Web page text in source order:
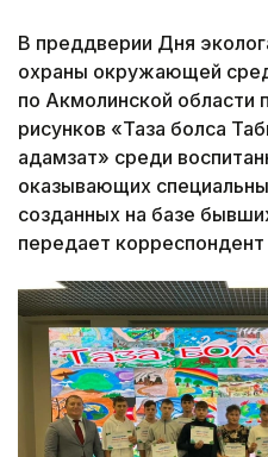
В преддверии Дня
охраны окружающей
по Акмолинской области
рисунков «Таза болса
адамзат» среди
оказывающих
созданных на базе
передает корреспондент